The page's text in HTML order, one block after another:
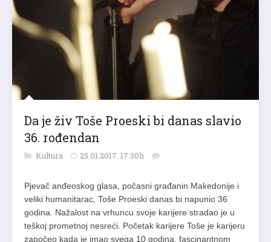
Da je živ Toše Proeski bi danas slavio
36. rođendan
Kultura 25.01.2017. 17:30h
Pjevač anđeoskog glasa, počasni građanin Makedonije i
veliki humanitarac, Toše Proeski danas bi napunio 36
godina. Nažalost na vrhuncu svoje karijere stradao je u
teškoj prometnoj nesreći. Početak karijere Toše je karijeru
započeo kada je imao svega 10 godina, fascinantnom